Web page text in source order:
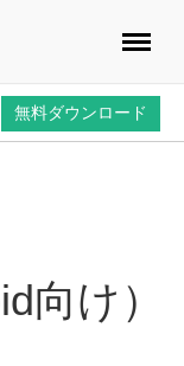
無料ダウンロード
向け）